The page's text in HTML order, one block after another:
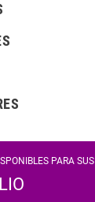
PARA SUS